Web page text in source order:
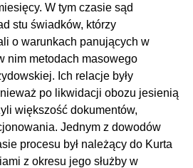
W tym czasie sąd
stu świadków, którzy
o warunkach panujących w
nim metodach masowego
Ich relacje były
po likwidacji obozu jesienią
większość dokumentów,
Jednym z dowodów
procesu był należący do Kurta
z okresu jego służby w